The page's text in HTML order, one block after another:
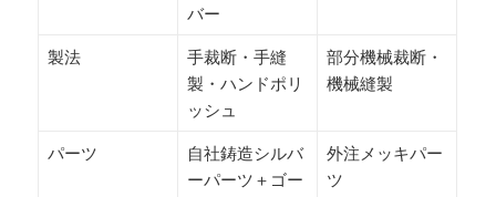
バー
製法
手裁断・手縫
製・ハンドポリ
ッシュ
部分機械裁断・
機械縫製
パーツ
自社鋳造シルバ
ーパーツ＋ゴー
外注メッキパー
ツ